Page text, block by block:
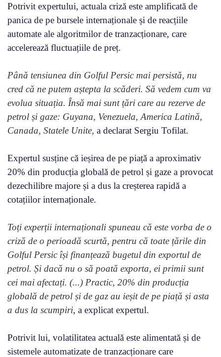
Potrivit expertului, actuala criză este amplificată de
panica de pe bursele internaționale și de reacțiile
automate ale algoritmilor de tranzacționare, care
accelerează fluctuațiile de preț.
Până tensiunea din Golful Persic mai persistă, nu
cred că ne putem aștepta la scăderi. Să vedem cum va
evolua situația. Însă mai sunt țări care au rezerve de
petrol și gaze: Guyana, Venezuela, America Latină,
Canada, Statele Unite, a declarat Sergiu Tofilat.
Expertul susține că ieșirea de pe piață a aproximativ
20% din producția globală de petrol și gaze a provocat
dezechilibre majore și a dus la creșterea rapidă a
cotațiilor internaționale.
Toți experții internaționali spuneau că este vorba de o
criză de o perioadă scurtă, pentru că toate țările din
Golful Persic își finanțează bugetul din exportul de
petrol. Și dacă nu o să poată exporta, ei primii sunt
cei mai afectați. (...) Practic, 20% din producția
globală de petrol și de gaz au ieșit de pe piață și asta
a dus la scumpiri, a explicat expertul.
Potrivit lui, volatilitatea actuală este alimentată și de
sistemele automatizate de tranzacționare care